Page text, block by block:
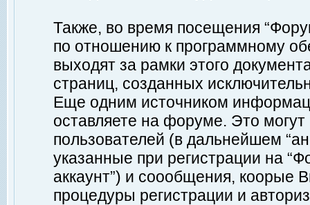
Также, во время посещения
по отношению к программному
выходят за рамки этого
страниц, созданных
Еще одним источником
оставляете на форуме. Это
пользователей (в дальнейшем
указанные при регистрации на
аккаунт”) и соообщения, коорые
процедуры регистрации и